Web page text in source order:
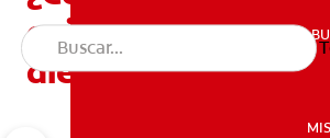
SALUD
enjuagues bucales
dientes sensibles?